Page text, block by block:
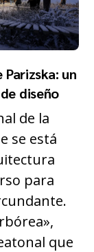
un
diseño
de la
se está
para
que